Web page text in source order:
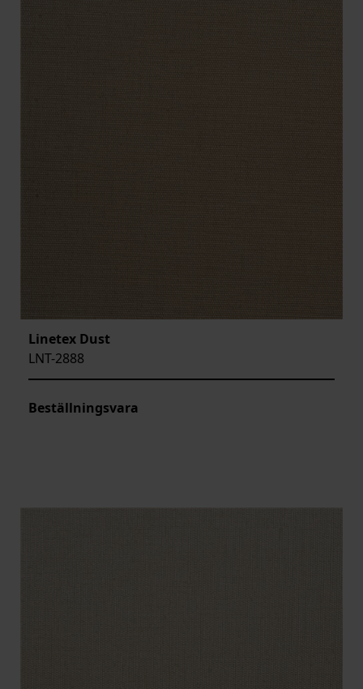
Linetex Dust
LNT-2888
Beställningsvara